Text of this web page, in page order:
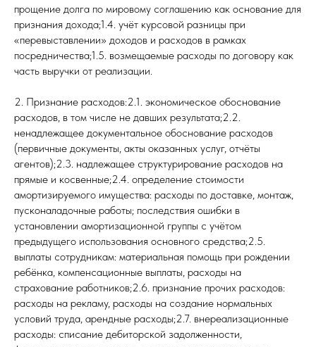
прощение долга по мировому соглашению как основание для
признания дохода;1.4. учёт курсовой разницы при
«перевыставлении» доходов и расходов в рамках
посредничества;1.5. возмещаемые расходы по договору как
часть выручки от реализации.
2. Признание расходов:2.1. экономическое обоснование
расходов, в том числе не давших результата;2.2.
ненадлежащее документальное обоснование расходов
(первичные документы, акты оказанных услуг, отчёты
агентов);2.3. надлежащее структурирование расходов на
прямые и косвенные;2.4. определение стоимости
амортизируемого имущества: расходы по доставке, монтаж,
пусконаладочные работы; последствия ошибки в
установлении амортизационной группы с учётом
предыдущего использования основного средства;2.5.
выплаты сотрудникам: материальная помощь при рождении
ребёнка, компенсационные выплаты, расходы на
страхование работников;2.6. признание прочих расходов:
расходы на рекламу, расходы на создание нормальных
условий труда, арендные расходы;2.7. внереализационные
расходы: списание дебиторской задолженности,